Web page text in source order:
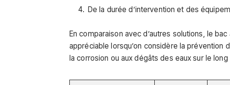
De la durée d’intervention et des
En comparaison avec d’autres solutions, le
appréciable lorsqu’on considère la prévention
la corrosion ou aux dégâts des eaux sur le